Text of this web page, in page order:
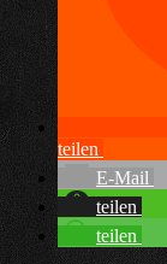
teilen
E-Mail
teilen
teilen